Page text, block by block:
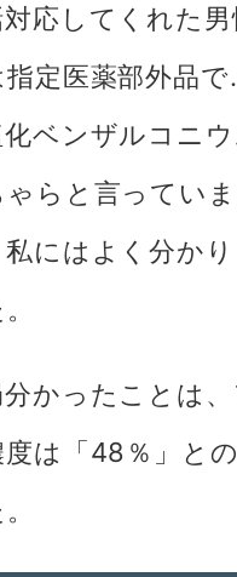
対応してくれた男
指定医薬部外品
化ベンザルコニ
ゃらと言ってい
私にはよく分か
分かったことは
度は「48％」と